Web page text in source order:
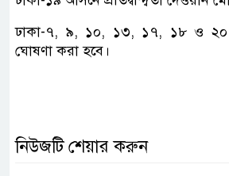
ঢাকা-৭, ৯, ১০, ১৩, ১৭, ১৮ ও ২০
ঘোষণা করা হবে।
নিউজটি শেয়ার করুন